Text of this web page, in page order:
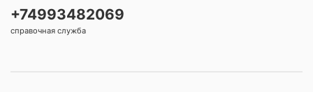
+74993482069
справочная служба